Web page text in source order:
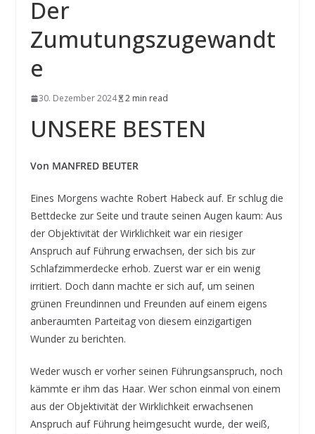
Der
Zumutungszugewandt
e
30. Dezember 2024 2 min read
UNSERE BESTEN
Von MANFRED BEUTER
Eines Morgens wachte Robert Habeck auf. Er schlug die
Bettdecke zur Seite und traute seinen Augen kaum: Aus
der Objektivität der Wirklichkeit war ein riesiger
Anspruch auf Führung erwachsen, der sich bis zur
Schlafzimmerdecke erhob. Zuerst war er ein wenig
irritiert. Doch dann machte er sich auf, um seinen
grünen Freundinnen und Freunden auf einem eigens
anberaumten Parteitag von diesem einzigartigen
Wunder zu berichten.
Weder wusch er vorher seinen Führungsanspruch, noch
kämmte er ihm das Haar. Wer schon einmal von einem
aus der Objektivität der Wirklichkeit erwachsenen
Anspruch auf Führung heimgesucht wurde, der weiß,